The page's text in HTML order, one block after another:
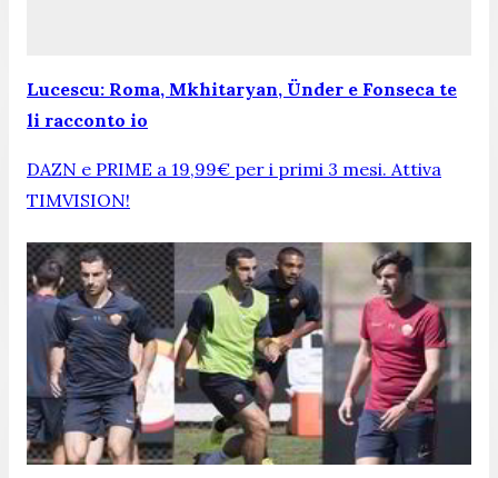
Lucescu: Roma, Mkhitaryan, Ünder e Fonseca te
li racconto io
DAZN e PRIME a 19,99€ per i primi 3 mesi. Attiva
TIMVISION!